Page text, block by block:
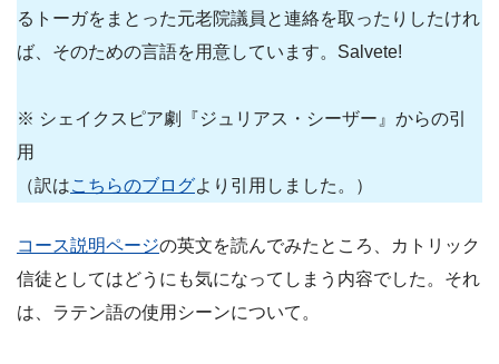
るトーガをまとった元老院議員と連絡を取ったりしたけれ
ば、そのための言語を用意しています。Salvete!
※ シェイクスピア劇『ジュリアス・シーザー』からの引
用
（訳はこちらのブログより引用しました。）
コース説明ページの英文を読んでみたところ、カトリック
信徒としてはどうにも気になってしまう内容でした。それ
は、ラテン語の使用シーンについて。